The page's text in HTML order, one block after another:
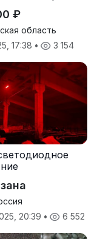
₽
область
17:38 • 3 154
20:39 • 6 552